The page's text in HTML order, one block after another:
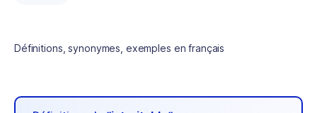
Définitions, synonymes, exemples en français